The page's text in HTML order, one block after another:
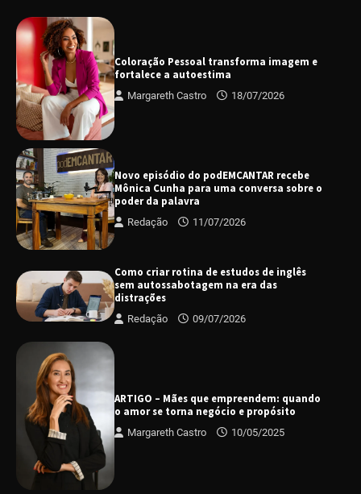
Coloração Pessoal transforma imagem e
fortalece a autoestima
Margareth Castro 18/07/2026
Novo episódio do podEMCANTAR recebe
Mônica Cunha para uma conversa sobre o
poder da palavra
Redação 11/07/2026
Como criar rotina de estudos de inglês
sem autossabotagem na era das
distrações
Redação 09/07/2026
ARTIGO – Mães que empreendem: quando
o amor se torna negócio e propósito
Margareth Castro 10/05/2025